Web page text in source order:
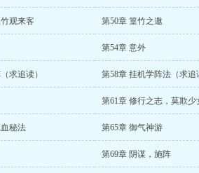
观来客 第50章 篁竹之邀
第54章 意外
求追读） 第58章 挂机学阵法（求追
第61章 修行之志，莫欺少
秘法 第65章 御气神游
第69章 阴谋，施阵